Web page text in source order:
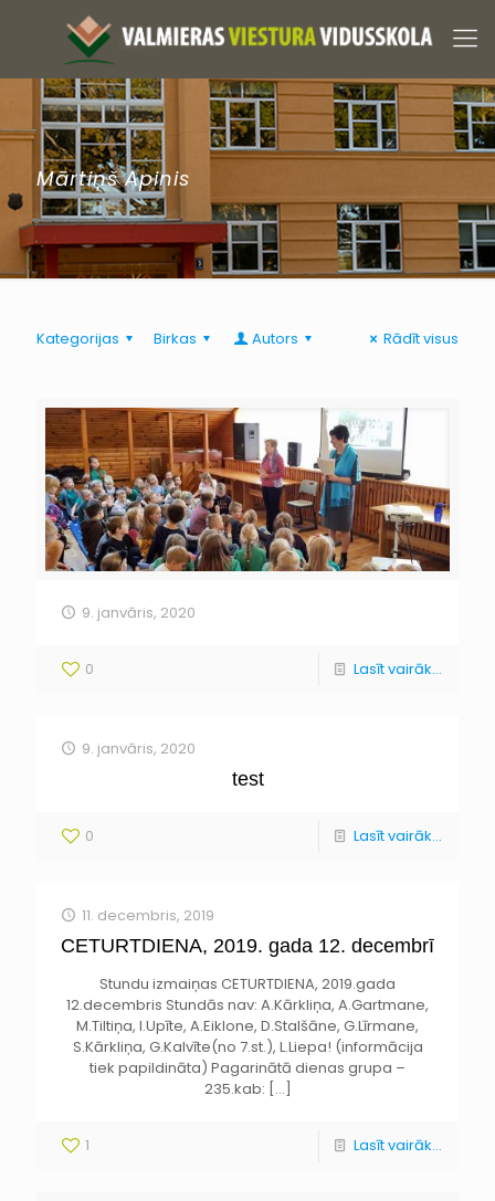
Mārtiņš Apinis
Kategorijas Birkas Autors Rādīt visus
9. janvāris, 2020
0 Lasīt vairāk...
9. janvāris, 2020
test
0 Lasīt vairāk...
11. decembris, 2019
CETURTDIENA, 2019. gada 12. decembrī
Stundu izmaiņas CETURTDIENA, 2019.gada
12.decembris Stundās nav: A.Kārkliņa, A.Gartmane,
M.Tiltiņa, I.Upīte, A.Eiklone, D.Stalšāne, G.Līrmane,
S.Kārkliņa, G.Kalvīte(no 7.st.), L.Liepa! (informācija
tiek papildināta) Pagarinātā dienas grupa –
235.kab: […]
1 Lasīt vairāk...